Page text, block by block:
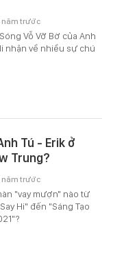
Vỗ Vỡ Bờ của Anh
nhận về nhiều sự chú
năm trước
Tú - Erik ở
Trung?
"vay mượn" nào từ
Hi" đến "Sáng Tạo
năm trước